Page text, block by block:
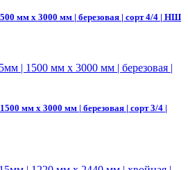
мм х 3000 мм | березовая | сорт 4/4 | НШ
мм х 3000 мм | березовая | сорт 3/4 |